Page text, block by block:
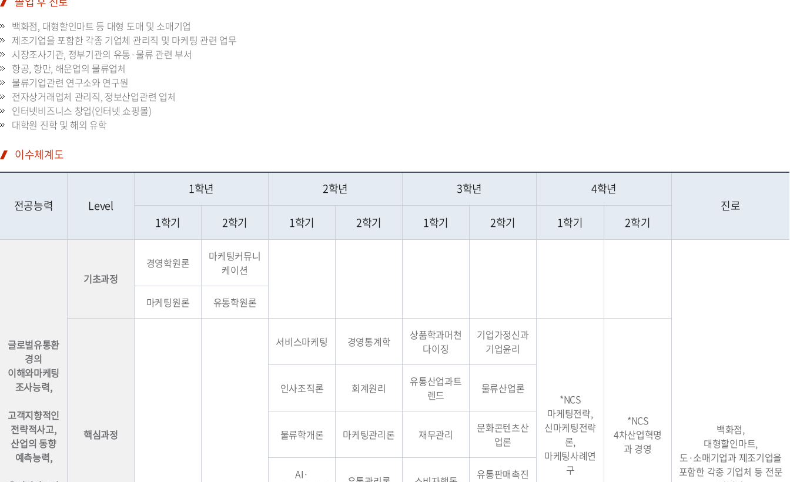
백화점, 대형할인마트 등 대형 도매 및 소매기업
제조기업을 포함한 각종 기업체 관리직 및 마케팅 관련 업무
시장조사기관, 정부기관의 유통·물류 관련 부서
항공, 항만, 해운업의 물류업체
물류기업관련 연구소와 연구원
전자상거래업체 관리직, 정보산업관련 업체
인터넷비즈니스 창업(인터넷 쇼핑몰)
대학원 진학 및 해외 유학
이수체계도
전공능력 Level
1학년 2학년 3학년
4학년
진로
1학기
2학기 1학기 2학기 1학기 2학기 1학기 2학기
글로벌유통환
경의
이해와마케팅
조사능력,
고객지향적인
전략적사고,
산업의 동향
예측능력,
기초과정
경영학원론
마케팅커뮤니
케이션
백화점,
대형할인마트,
도·소매기업과 제조기업을
포함한 각종 기업체 등 전문
마케팅원론 유통학원론
핵심과정
서비스마케팅 경영통계학
상품학과머천
다이징
기업가정신과
기업윤리
*NCS
마케팅전략,
신마케팅전략
론,
마케팅사례연
구
*NCS
4차산업혁명
과 경영
인사조직론 회계원리
유통산업과트
렌드
물류산업론
물류학개론 마케팅관리론 재무관리
문화콘텐츠산
업론
AI·
유통판매촉진